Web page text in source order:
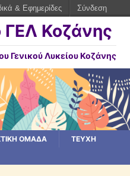
Κοζάνης
Γενικού Λυκείου Κοζάνης
ΟΜΑΔΑ
ΤΕΥΧΗ
& Εφημερίδες Σύνδεση